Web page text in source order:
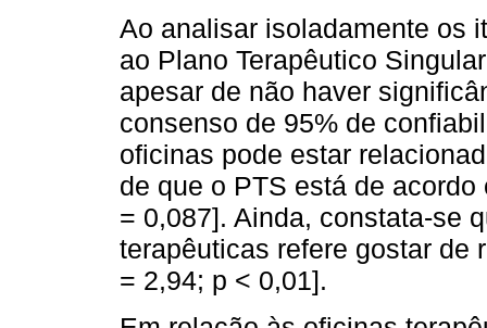
Ao analisar isoladamente os
ao Plano Terapêutico
apesar de não haver
consenso de 95% de
oficinas pode estar
de que o PTS está de
= 0,087]. Ainda, constata-se
terapêuticas refere gostar de
= 2,94; p < 0,01].